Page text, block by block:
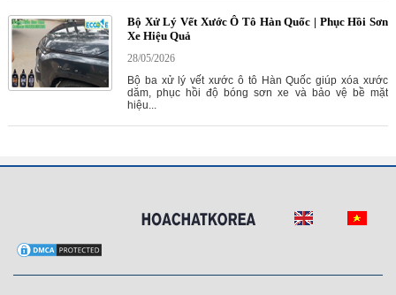
Bộ Xử Lý Vết Xước Ô Tô Hàn Quốc | Phục Hồi Sơn
Xe Hiệu Quả
28/05/2026
Bộ ba xử lý vết xước ô tô Hàn Quốc giúp xóa xước
dăm, phục hồi độ bóng sơn xe và bảo vệ bề mặt
hiệu...